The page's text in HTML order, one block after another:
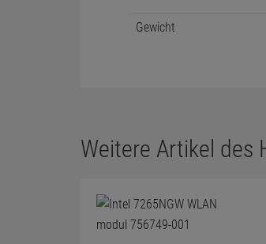
Gewicht
Weitere Artikel des